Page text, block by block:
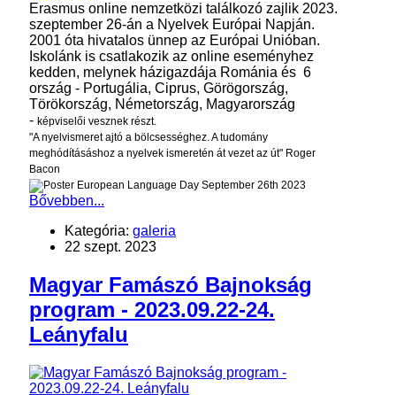
Erasmus online nemzetközi találkozó zajlik 2023.
szeptember 26-án a Nyelvek Európai Napján.
2001 óta hivatalos ünnep az Európai Unióban.
Iskolánk is csatlakozik az online eseményhez
kedden, melynek házigazdája Románia és 6
ország - Portugália, Ciprus, Görögország,
Törökország, Németország, Magyarország
- képviselői vesznek részt.
"A nyelvismeret ajtó a bölcsességhez. A tudomány
meghódításáshoz a nyelvek ismeretén át vezet az út" Roger
Bacon
Bővebben...
Kategória: galeria
22 szept. 2023
Magyar Famászó Bajnokság
program - 2023.09.22-24.
Leányfalu